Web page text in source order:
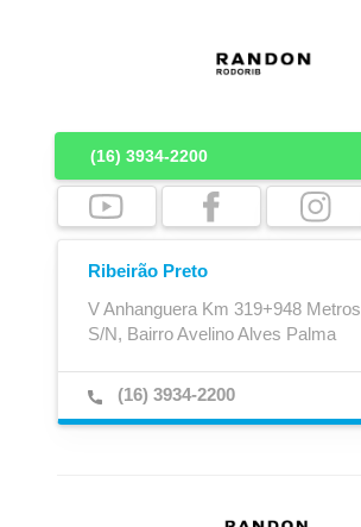
Boca de Escoamento
(16) 3934-2200
Ribeirão Preto
V Anhanguera Km 319+948
S/N, Bairro Avelino Alves Palma
(16) 3934-2200